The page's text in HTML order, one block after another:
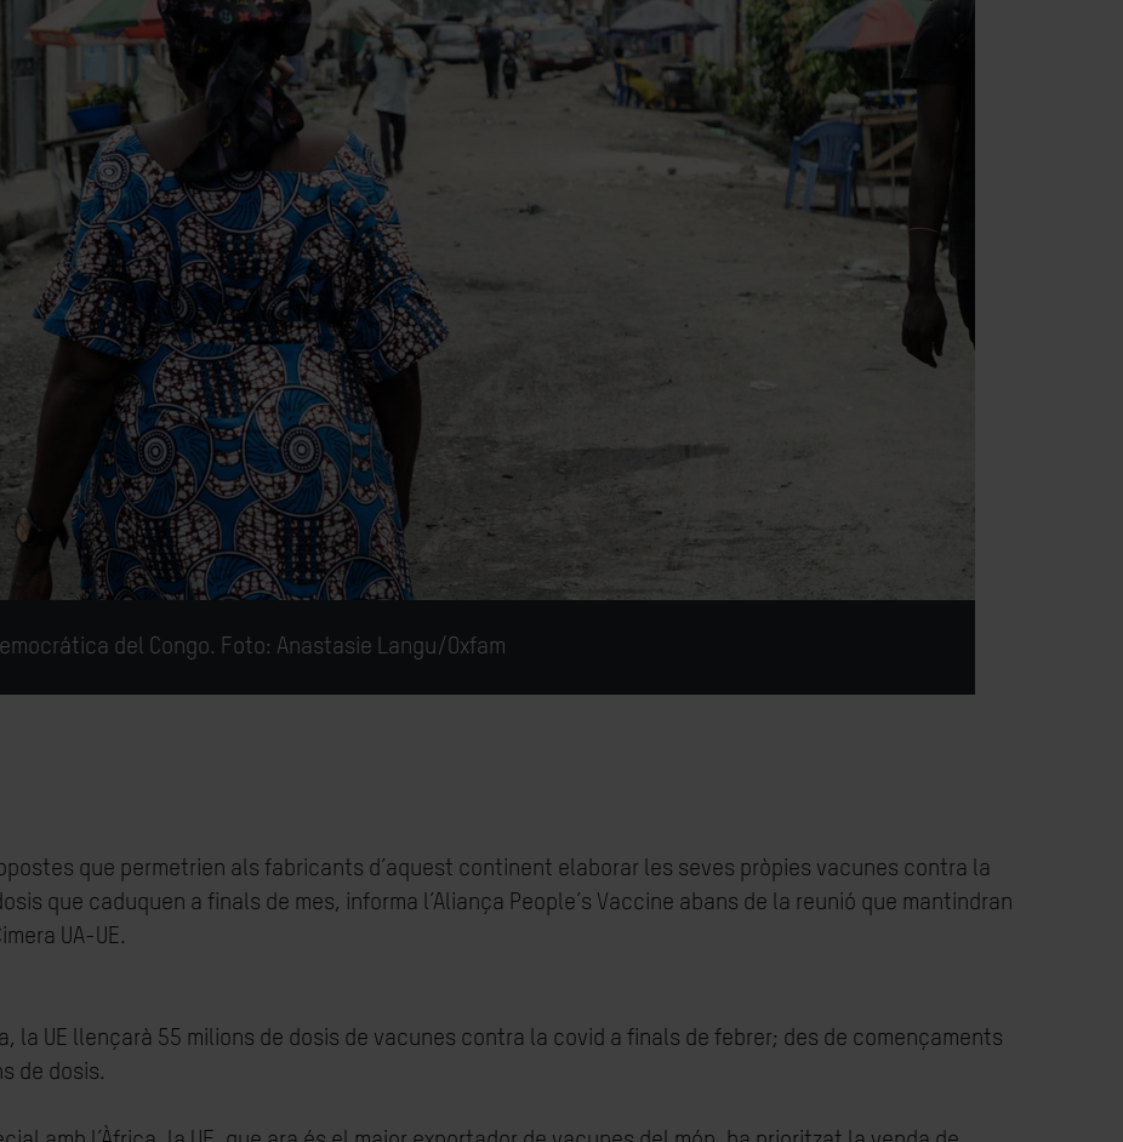
del Congo. Foto: Anastasie Langu/Oxfam
que permetrien als fabricants d’aquest continent elaborar les seves pròpies vacunes contra la
que caduquen a finals de mes, informa l’Aliança People’s Vaccine abans de la reunió que mantindran
UA-UE.
la UE llençarà 55 milions de dosis de vacunes contra la covid a finals de febrer; des de començaments
de dosis.